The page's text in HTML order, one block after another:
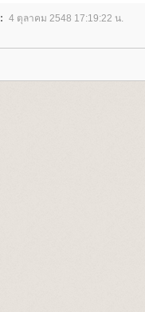
4 ตุลาคม 2548 17:19:22 น.